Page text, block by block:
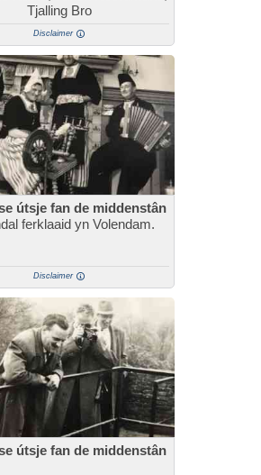
Tjalling Bro
Disclaimer
útsje fan de middenstân
ferklaaid yn Volendam.
Disclaimer
útsje fan de middenstân